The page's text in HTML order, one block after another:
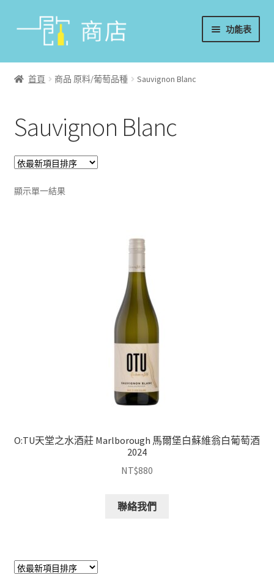
功能表
首頁
香檳/氣泡酒
威士忌
烈酒/利口酒/調酒
首頁 商品 原料/葡萄品種 Sauvignon Blanc
Sauvignon Blanc
顯示單一結果
O:TU天堂之水酒莊 Marlborough 馬爾堡白蘇維翁白葡萄酒
2024
NT$880
聯絡我們